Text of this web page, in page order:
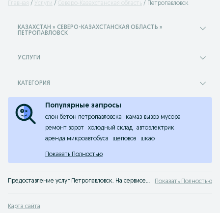
Главная Услуги Северо-Казахстанская область Петропавловск
КАЗАХСТАН » СЕВЕРО-КАЗАХСТАНСКАЯ ОБЛАСТЬ »
ПЕТРОПАВЛОВСК
УСЛУГИ
КАТЕГОРИЯ
Популярные запросы
слон бетон петропавловска
камаз вывоз мусора
ремонт ворот
холодный склад
автоэлектрик
аренда микроавтобуса
щеповоз шкаф
Показать Полностью
Предоставление услуг Петропавловск. На сервисе объявлений OLX Петропавловск легко и быстро можно найти или оказать услугу. Найдите лучшие предложения услуг на OLX! Показать Полностью
Карта сайта